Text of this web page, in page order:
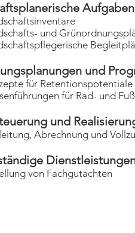
Aufgaben
Grünordnungspläne
und
und
für Rad- und
und
und
Fachgutachten